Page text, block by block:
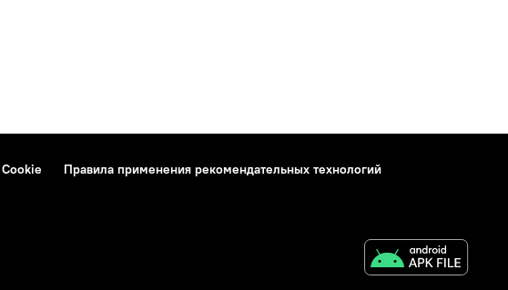
Правила применения рекомендательных технологий